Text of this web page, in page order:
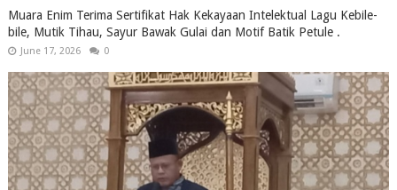
Muara Enim Terima Sertifikat Hak Kekayaan Intelektual Lagu Kebile-
bile, Mutik Tihau, Sayur Bawak Gulai dan Motif Batik Petule .
June 17, 2026 0